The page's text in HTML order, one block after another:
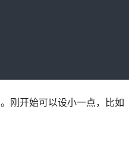
刚开始可以设小一点，比如